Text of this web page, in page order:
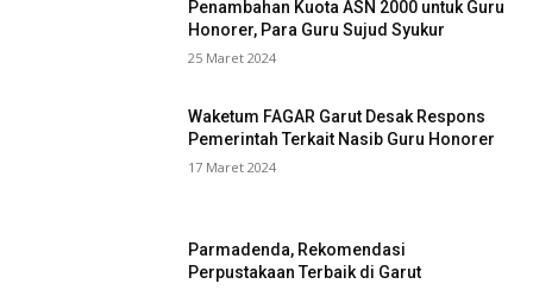
Penambahan Kuota ASN 2000 untuk Guru
Honorer, Para Guru Sujud Syukur
25 Maret 2024
Waketum FAGAR Garut Desak Respons
Pemerintah Terkait Nasib Guru Honorer
17 Maret 2024
Parmadenda, Rekomendasi
Perpustakaan Terbaik di Garut